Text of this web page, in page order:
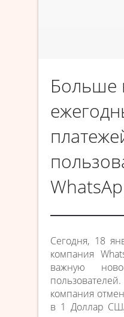
Больше
Сегодня, 18
компания
важную
компания
в 1 Доллар